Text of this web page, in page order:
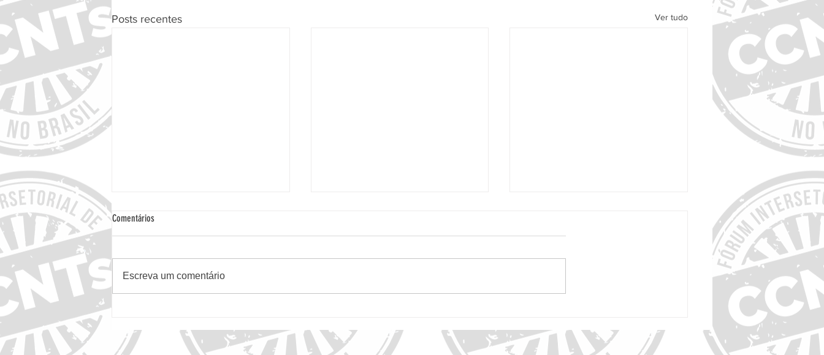
Posts recentes Ver tudo
publicação por brasileiros em revista
Diabetes
neurológicas no Brasil, revela estudo na
Comentários
Escreva um comentário